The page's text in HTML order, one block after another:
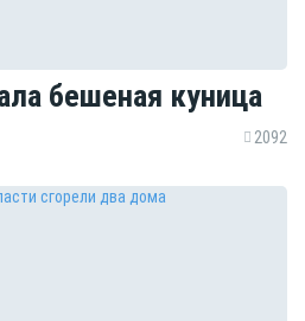
бешеная куница
2092